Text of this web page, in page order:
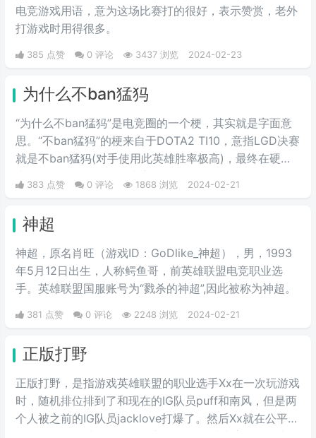
死守护心爱之物、犯我者虽远必诛
等心情。因为在玩家刚接触英雄联
十足的“德玛西亚”，在当时德玛西
年联盟老玩家，基本不知道啥意
电竞游戏用语，意为这场比赛打的很好，表示赞赏，老外
打游戏时用得很多。
385 点赞 0 评论 3437 浏览 2024-02-23
为什么不ban猛犸
“为什么不ban猛犸”是电竞圈的一个梗，其实就是字面意
思。“不ban猛犸”的梗来自于DOTA2 TI10，意指LGD决赛
就是不ban猛犸(对手使用此英雄胜率极高)，最终在硬实
力略强的情况下输掉了比赛。
383 点赞 0 评论 1868 浏览 2024-02-21
神超
神超，原名肖旺（游戏ID：GoDlike_神超），男，1993
年5月12日出生，人称鳄鱼哥，前英雄联盟电竞职业选
手。英雄联盟国服账号为“戮杀的神超”,因此被称为神超。
381 点赞 0 评论 2248 浏览 2024-02-21
正版打野
正版打野，是指游戏英雄联盟的职业选手Xx在一次玩游戏
时，随机排位排到了和现在的IG队员puff和南风，但是两
个人被之前的IG队员jacklove打爆了。然后Xx就在公平嘲